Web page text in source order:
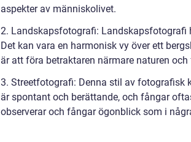
aspekter av människolivet.
2. Landskapsfotografi:
Det kan vara en harmonisk vy över ett
är att föra betraktaren närmare naturen
3. Streetfotografi: Denna stil av fotografisk
är spontant och berättande, och fångar
observerar och fångar ögonblick som i